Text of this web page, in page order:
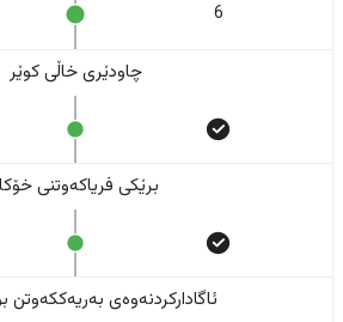
6
چاودێری خاڵی کوێر
برێکی فریاکەوتنی
ئاگادارکردنەوەی